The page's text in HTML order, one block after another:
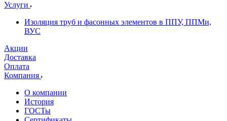
Услуги
Изоляция труб и фасонных элементов в ППУ, ППМи,
ВУС
Акции
Доставка
Оплата
Компания
О компании
История
ГОСТы